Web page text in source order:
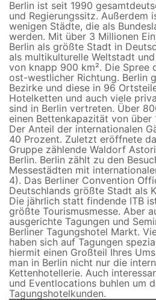
Berlin ist seit 1990
und Regierungssitz. Außerdem
wenigen Städte, die als
werden. Mit über 3 Millionen
Berlin als größte Stadt in
als multikulturelle Weltstadt
von knapp 900 km². Die Spree
ost-westlicher Richtung. Berlin
Bezirke und diese in 96
Hotelketten und auch viele
sind in Berlin vertreten. Über
einen Bettenkapazität von über
Der Anteil der internationalen
40 Prozent. Zuletzt eröffnete
Gruppe zählende Waldorf
Berlin. Berlin zählt zu den
Messestädten mit
4). Das Berliner Convention
Deutschlands größte Stadt als
Die jährlich statt findende ITB
größte Tourismusmesse. Aber
ausgerichte Tagungen und
Berliner Tagungshotel Markt.
haben sich auf Tagungen
hiermit einen Großteil Ihres
man in Berlin nicht nur die
Kettenhotellerie. Auch
und Eventlocations buhlen um
Tagungshotelkunden.